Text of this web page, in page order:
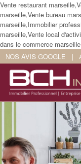
Vente restaurant
marseille,Vente bureau
marseille,Immobilier
marseille,Vente local
dans le commerce
NOS AVIS GOOGLE
|